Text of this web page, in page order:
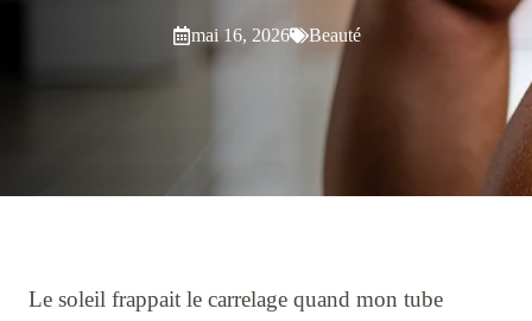
mai 16, 2026 Beauté
Le soleil frappait le carrelage quand mon tube